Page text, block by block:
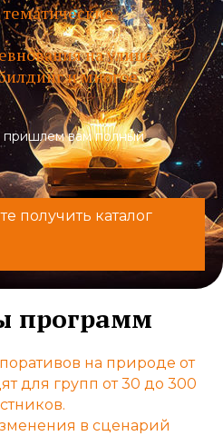
на улице,
и многое
пришлем вам полный
получить каталог
программ
на природе от
для групп от 30 до 300
в сценарий